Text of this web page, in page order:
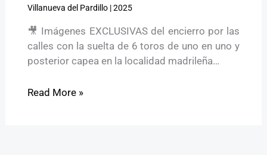
Villanueva del Pardillo|2025
🎥 Imágenes EXCLUSIVAS del encierro por las
calles con la suelta de 6 toros de uno en uno y
posterior capea en la localidad madrileña…
Read More »